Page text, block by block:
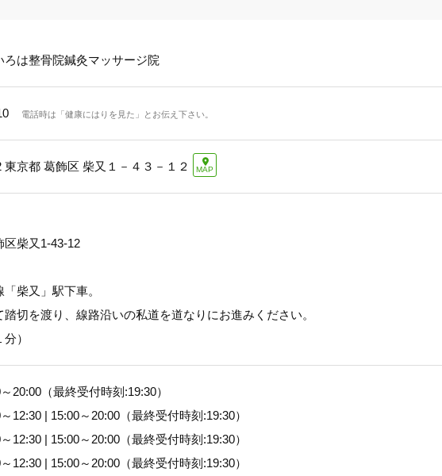
ろは整骨院鍼灸マッサージ院
電話時は「健康にはりを見た」とお伝え下さい。
東京都 葛飾区 柴又１－４３－１２ MAP
柴又1‐43‐12
柴又」駅下車。
踏切を渡り、線路沿いの私道を道なりにお進みください。
）
20:00（最終受付時刻:19:30）
12:30 | 15:00～20:00（最終受付時刻:19:30）
12:30 | 15:00～20:00（最終受付時刻:19:30）
12:30 | 15:00～20:00（最終受付時刻:19:30）